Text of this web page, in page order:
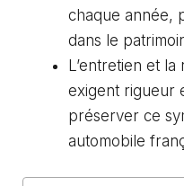
chaque année,
dans le
L’entretien et la
exigent rigueur
préserver ce
automobile